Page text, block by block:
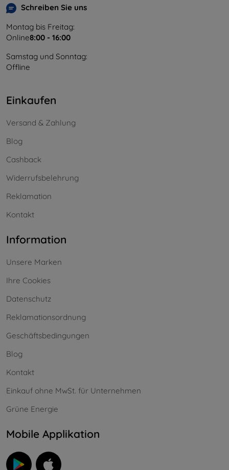
Schreiben Sie uns
Montag bis Freitag:
Online8:00 - 16:00
Samstag und Sonntag:
Offline
Einkaufen
Versand & Zahlung
Blog
Cashback
Widerrufsbelehrung
Reklamation
Kontakt
Information
Unsere Marken
Ihre Cookies
Datenschutz
Reklamationsordnung
Geschäftsbedingungen
Blog
Kontakt
Einkauf ohne MwSt. für Unternehmen
Grüne Energie
Mobile Applikation